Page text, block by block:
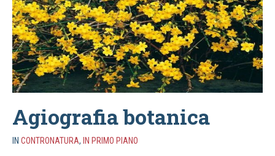
Agiografia botanica
IN CONTRONATURA, IN PRIMO PIANO